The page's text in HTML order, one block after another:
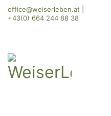
office@weiserleben.at
+43(0) 664 244 88 38